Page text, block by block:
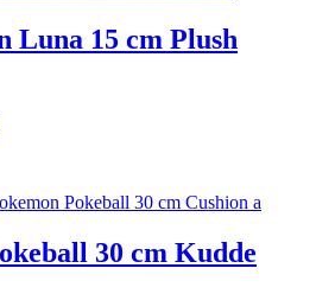
Luna 15 cm Plush
30 cm Kudde